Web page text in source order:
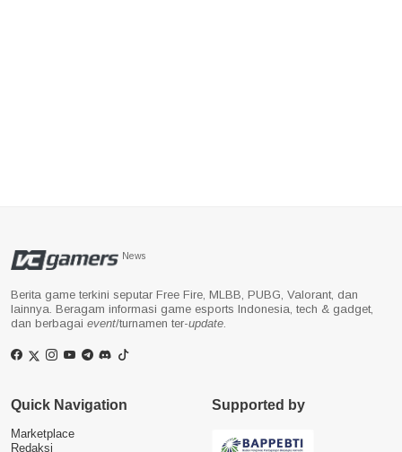
News
Berita game terkini seputar Free Fire, MLBB, PUBG, Valorant, dan
lainnya. Beragam informasi game esports Indonesia, tech & gadget,
dan berbagai event/turnamen ter-update
Quick Navigation
Marketplace
Redaksi
Supported by